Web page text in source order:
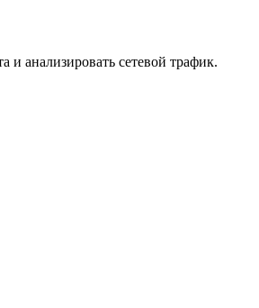
анализировать сетевой трафик.